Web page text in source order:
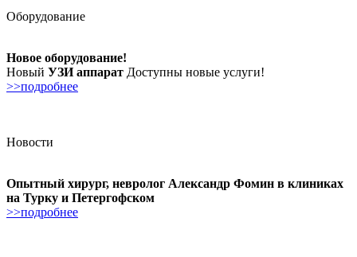
Оборудование
Новое оборудование!
Новый УЗИ аппарат Доступны новые услуги!
>>подробнее
Новости
Опытный хирург, невролог Александр Фомин в клиниках
на Турку и Петергофском
>>подробнее